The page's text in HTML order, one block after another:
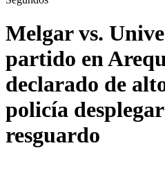
Melgar vs.
partido en
declarado de
policía
resguardo